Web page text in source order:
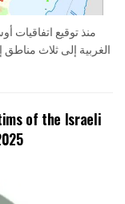
منذ توقيع اتفاقيات
الغربية إلى ثلاث
of the Israeli